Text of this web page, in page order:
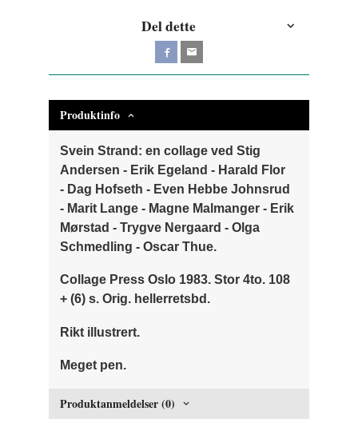
Del dette
Produktinfo
Svein Strand: en collage ved Stig
Andersen - Erik Egeland - Harald Flor
- Dag Hofseth - Even Hebbe Johnsrud
- Marit Lange - Magne Malmanger - Erik
Mørstad - Trygve Nergaard - Olga
Schmedling - Oscar Thue.
Collage Press Oslo 1983. Stor 4to. 108
+ (6) s. Orig. hellerretsbd.
Rikt illustrert.
Meget pen.
Produktanmeldelser (0)